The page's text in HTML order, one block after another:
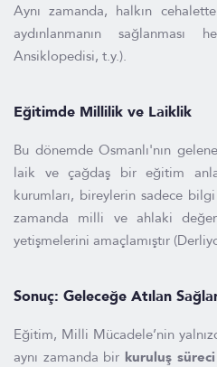
Aynı zamanda, halkın
aydınlanmanın sağlanması
Ansiklopedisi, t.y.).
Eğitimde Millilik ve Laiklik
Bu dönemde Osmanlı'nın
laik ve çağdaş bir eğitim
kurumları, bireylerin sadece
zamanda milli ve ahlaki
yetişmelerini amaçlamıştır
Sonuç: Geleceğe Atılan
Eğitim, Milli Mücadele’nin
aynı zamanda birkuruluş süreci